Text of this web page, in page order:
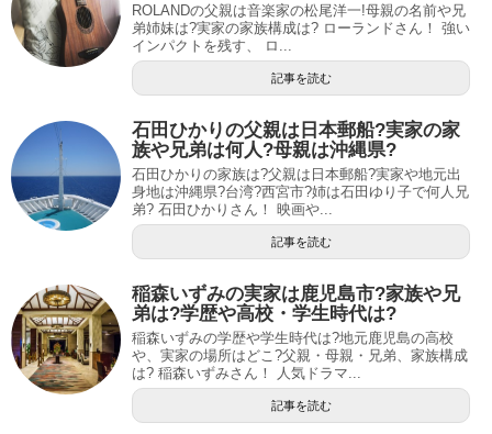
ROLANDの父親は音楽家の松尾洋一!母親の名前や兄
弟姉妹は?実家の家族構成は? ローランドさん！ 強い
インパクトを残す、 ロ...
記事を読む
石田ひかりの父親は日本郵船?実家の家
族や兄弟は何人?母親は沖縄県?
石田ひかりの家族は?父親は日本郵船?実家や地元出
身地は沖縄県?台湾?西宮市?姉は石田ゆり子で何人兄
弟? 石田ひかりさん！ 映画や...
記事を読む
稲森いずみの実家は鹿児島市?家族や兄
弟は?学歴や高校・学生時代は?
稲森いずみの学歴や学生時代は?地元鹿児島の高校
や、実家の場所はどこ?父親・母親・兄弟、家族構成
は? 稲森いずみさん！ 人気ドラマ...
記事を読む